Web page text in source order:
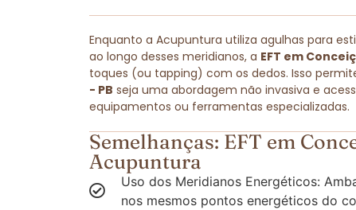
Enquanto a Acupuntura utiliza agulhas para
ao longo desses meridianos, a EFT em
toques (ou tapping) com os dedos. Isso
- PB seja uma abordagem não invasiva e
equipamentos ou ferramentas especializadas.
Semelhanças: EFT em
Acupuntura
Uso dos Meridianos Energéticos:
nos mesmos pontos energéticos do